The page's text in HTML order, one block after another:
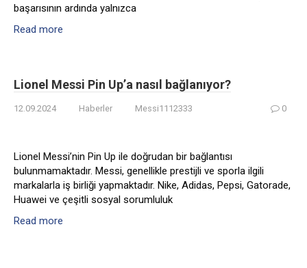
başarısının ardında yalnızca
Read more
Lionel Messi Pin Up’a nasıl bağlanıyor?
12.09.2024 Haberler Messi1112333 0
Lionel Messi’nin Pin Up ile doğrudan bir bağlantısı
bulunmamaktadır. Messi, genellikle prestijli ve sporla ilgili
markalarla iş birliği yapmaktadır. Nike, Adidas, Pepsi, Gatorade,
Huawei ve çeşitli sosyal sorumluluk
Read more